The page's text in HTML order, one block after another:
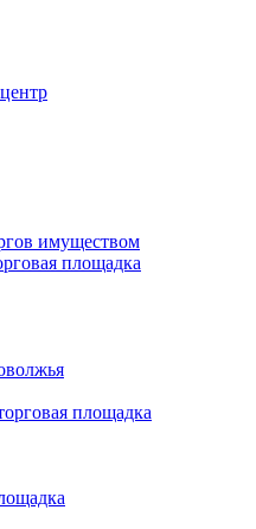
имуществом
площадка
площадка